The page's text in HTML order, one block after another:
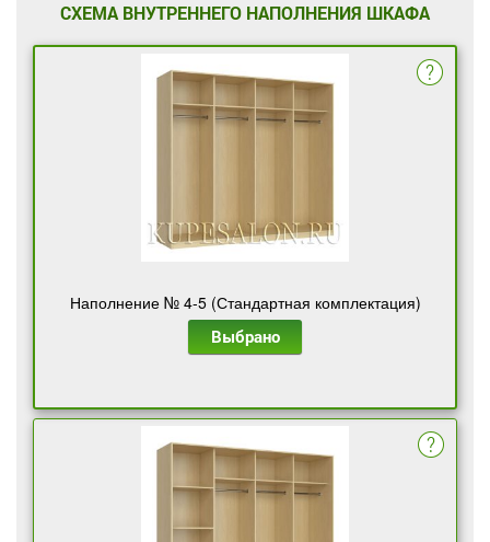
СХЕМА ВНУТРЕННЕГО НАПОЛНЕНИЯ ШКАФА
Наполнение № 4-5 (Стандартная комплектация)
Выбрано